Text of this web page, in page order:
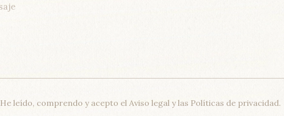
He leído, comprendo y acepto el Aviso legal y las Políticas de privacidad.